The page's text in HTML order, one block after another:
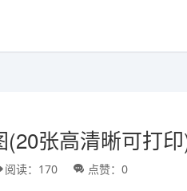
张高清晰可打
阅读：170 点赞：0